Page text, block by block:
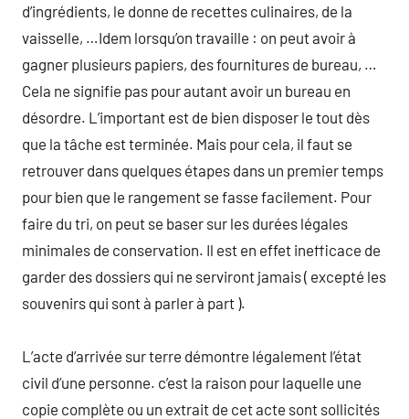
d’ingrédients, le donne de recettes culinaires, de la
vaisselle, …Idem lorsqu’on travaille : on peut avoir à
gagner plusieurs papiers, des fournitures de bureau, …
Cela ne signifie pas pour autant avoir un bureau en
désordre. L’important est de bien disposer le tout dès
que la tâche est terminée. Mais pour cela, il faut se
retrouver dans quelques étapes dans un premier temps
pour bien que le rangement se fasse facilement. Pour
faire du tri, on peut se baser sur les durées légales
minimales de conservation. Il est en effet inefficace de
garder des dossiers qui ne serviront jamais ( excepté les
souvenirs qui sont à parler à part ).
L’acte d’arrivée sur terre démontre légalement l’état
civil d’une personne. c’est la raison pour laquelle une
copie complète ou un extrait de cet acte sont sollicités